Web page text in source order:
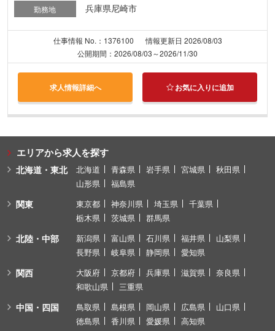
勤務地 兵庫県尼崎市
仕事情報 No.：1376100
情報更新日 2026/08/03
公開期間：2026/08/03～2026/11/30
求人情報詳細へ お気に入りに追加
エリアから求人を探す
北海道・東北 北海道 青森県 岩手県 宮城県
秋田県
山形県
福島県
関東 東京都 神奈川県 埼玉県
千葉県
栃木県
茨城県 群馬県
北陸・中部 新潟県 富山県 石川県 福井県
山梨県
長野県
岐阜県 静岡県 愛知県
関西 大阪府 京都府 兵庫県 滋賀県
奈良県
和歌山県
三重県
中国・四国 鳥取県 島根県 岡山県 広島県
山口県
徳島県
香川県 愛媛県 高知県